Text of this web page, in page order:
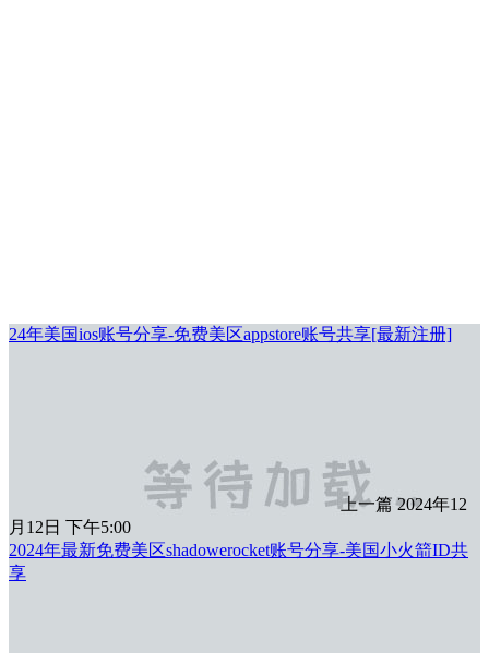
24年美国ios账号分享-免费美区appstore账号共享[最新注册]
上一篇 2024年12
月12日 下午5:00
2024年最新免费美区shadowerocket账号分享-美国小火箭ID共
享